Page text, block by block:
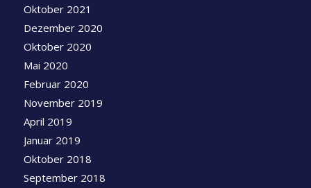
Oktober 2021
Dezember 2020
Oktober 2020
Mai 2020
Februar 2020
November 2019
April 2019
Januar 2019
Oktober 2018
September 2018